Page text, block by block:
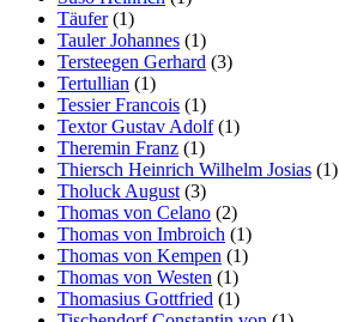
Täufer(1)
Tauler Johannes (1)
Tersteegen Gerhard (3)
Tertullian (1)
Tessier Francois (1)
Textor Gustav Adolf(1)
Theremin Franz (1)
Thiersch Heinrich Wilhelm Josias (1)
Tholuck August (3)
Thomas von Celano (2)
Thomas von Imbroich (1)
Thomas von Kempen (1)
Thomas von Westen (1)
Thomasius Gottfried (1)